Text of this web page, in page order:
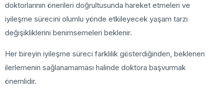
doktorlarının önerileri doğrultusunda hareket etmeleri ve
iyileşme sürecini olumlu yönde etkileyecek yaşam tarzı
değişikliklerini benimsemeleri beklenir.
Her bireyin iyileşme süreci farklılık gösterdiğinden, beklenen
ilerlemenin sağlanamaması halinde doktora başvurmak
önemlidir.